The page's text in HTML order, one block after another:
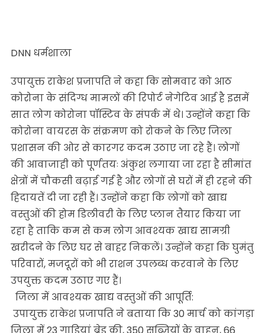
DNN धर्मशाला
उपायुक्त राकेश प्रजापति ने कहा कि सोमवार को आठ
कोरोना के संदिग्ध मामलों की रिपोर्ट नेगेटिव आई है इसमें
सात लोग कोरोना पॉस्टिव के संपर्क में थे। उन्होंने कहा कि
कोरोना वायरस के संक्रमण को रोकने के लिए जिला
प्रशासन की ओर से कारगर कदम उठाए जा रहे हैं। लोगों
की आवाजाही को पूर्णतयः अंकुश लगाया जा रहा है सीमांत
क्षेत्रों में चौकसी बढ़ाई गई है और लोगों से घरों में ही रहने की
हिदायतें दी जा रही हैं। उन्होंने कहा कि लोगों को खाद्य
वस्तुओं की होम डिलीवरी के लिए प्लान तैयार किया जा
रहा है ताकि कम से कम लोग आवश्यक खाद्य सामग्री
खरीदने के लिए घर से बाहर निकलें। उन्होंने कहा कि घुमंतु
परिवारों, मजदूरों को भी राशन उपलब्ध करवाने के लिए
उपयुक्त कदम उठाए गए हैं।
जिला में आवश्यक खाद्य वस्तुओं की आपूर्ति:
उपायुक्त राकेश प्रजापति ने बताया कि 30 मार्च को कांगड़ा